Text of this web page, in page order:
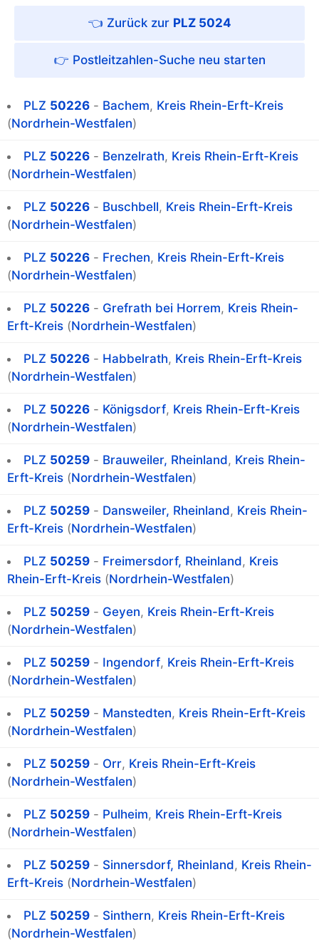
PLZ 5024
Postleitzahlen-Suche
PLZ 50226 - Bachem, Kreis Rhein-Erft-Kreis
(Nordrhein-Westfalen)
PLZ 50226 - Benzelrath, Kreis Rhein-Erft-Kreis
(Nordrhein-Westfalen)
PLZ 50226 - Buschbell, Kreis Rhein-Erft-Kreis
(Nordrhein-Westfalen)
PLZ 50226 - Frechen, Kreis Rhein-Erft-Kreis
(Nordrhein-Westfalen)
PLZ 50226 - Grefrath bei Horrem, Kreis Rhein-
Erft-Kreis (Nordrhein-Westfalen)
PLZ 50226 - Habbelrath, Kreis Rhein-Erft-Kreis
(Nordrhein-Westfalen)
PLZ 50226 - Königsdorf, Kreis Rhein-Erft-Kreis
(Nordrhein-Westfalen)
PLZ 50259 - Brauweiler, Rheinland, Kreis Rhein-
Erft-Kreis (Nordrhein-Westfalen)
PLZ 50259 - Dansweiler, Rheinland, Kreis Rhein-
Erft-Kreis (Nordrhein-Westfalen)
PLZ 50259 - Freimersdorf, Rheinland, Kreis
Rhein-Erft-Kreis (Nordrhein-Westfalen)
PLZ 50259 - Geyen, Kreis Rhein-Erft-Kreis
(Nordrhein-Westfalen)
PLZ 50259 - Ingendorf, Kreis Rhein-Erft-Kreis
(Nordrhein-Westfalen)
PLZ 50259 - Manstedten, Kreis Rhein-Erft-Kreis
(Nordrhein-Westfalen)
PLZ 50259 - Orr, Kreis Rhein-Erft-Kreis
(Nordrhein-Westfalen)
PLZ 50259 - Pulheim, Kreis Rhein-Erft-Kreis
(Nordrhein-Westfalen)
PLZ 50259 - Sinnersdorf, Rheinland, Kreis Rhein-
Erft-Kreis (Nordrhein-Westfalen)
PLZ 50259 - Sinthern, Kreis Rhein-Erft-Kreis
(Nordrhein-Westfalen)